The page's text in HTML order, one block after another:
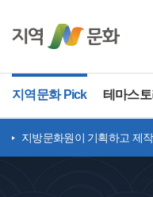
지역문화 Pick 테마스토
지방문화원이 기획하고 제